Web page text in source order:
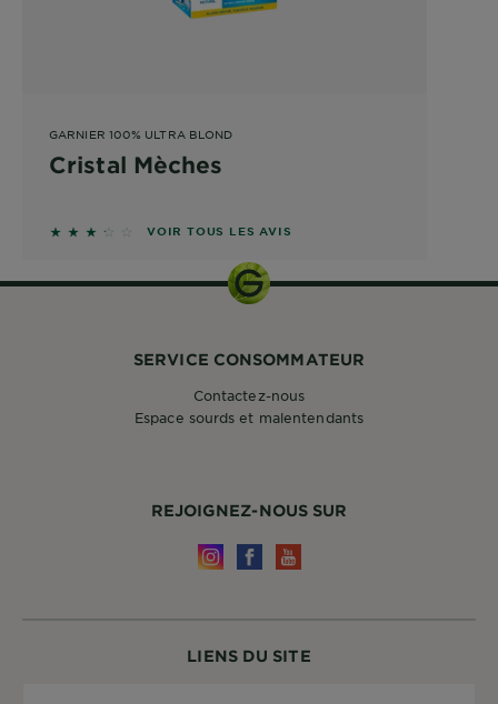
GARNIER 100% ULTRA BLOND
Cristal Mèches
3.1667 sur 5 étoiles basé sur les avis
VOIR TOUS LES AVIS
LIENS DU SITE
REJOIGNEZ-NOUS SUR
SERVICE CONSOMMATEUR
Contactez-nous
Espace sourds et malentendants